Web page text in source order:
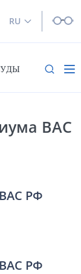
RU
ВАС
РФ
РФ